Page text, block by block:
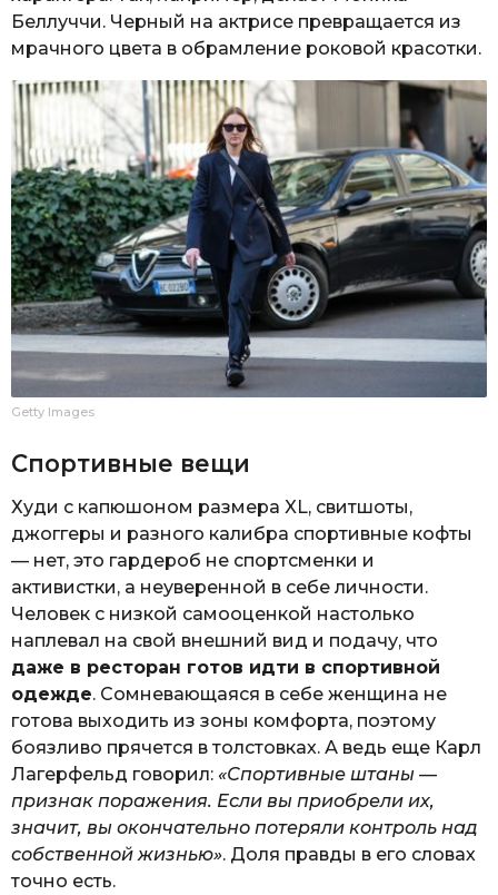
Беллуччи. Черный на актрисе превращается из
мрачного цвета в обрамление роковой красотки.
Getty Images
Спортивные вещи
Худи с капюшоном размера XL, свитшоты,
джоггеры и разного калибра спортивные кофты
— нет, это гардероб не спортсменки и
активистки, а неуверенной в себе личности.
Человек с низкой самооценкой настолько
наплевал на свой внешний вид и подачу, что
даже в ресторан готов идти в спортивной
одежде. Сомневающаяся в себе женщина не
готова выходить из зоны комфорта, поэтому
боязливо прячется в толстовках. А ведь еще Карл
Лагерфельд говорил: «Спортивные штаны —
признак поражения. Если вы приобрели их,
значит, вы окончательно потеряли контроль над
собственной жизнью». Доля правды в его словах
точно есть.